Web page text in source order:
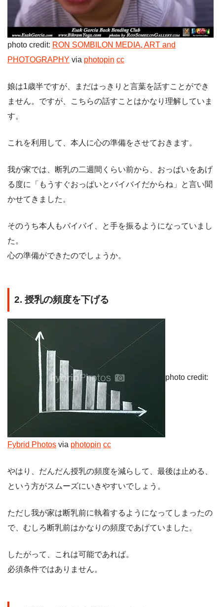
photo credit: RON SOMBILON MEDIA, ART and
PHOTOGRAPHY via photopin cc
娘は1歳半ですが、まだはっきりと言葉を話すことができ
ません。ですが、こちらの話すことはかなり理解していま
す。
これを利用して、本人に心の準備をさせておきます。
我が家では、断乳の二週間くらい前から、おっぱいをあげ
る度に「もうすぐおっぱいとバイバイだからね」と言い聞
かせてきました。
そのうち本人もバイバイ、と手を振るようになっていまし
た。
心の準備ができたのでしょうか。
2. 授乳の頻度を下げる
photo credit:
Fybrid Photos via photopin cc
やはり、だんだん授乳の頻度を減らして、最後は止める、
という方がスムーズにいきやすいでしょう。
ただし我が家は断乳前に執着するようになってしまったの
で、むしろ断乳前はかなりの頻度であげていました。
したがって、これは可能であれば。
必須条件ではありません。